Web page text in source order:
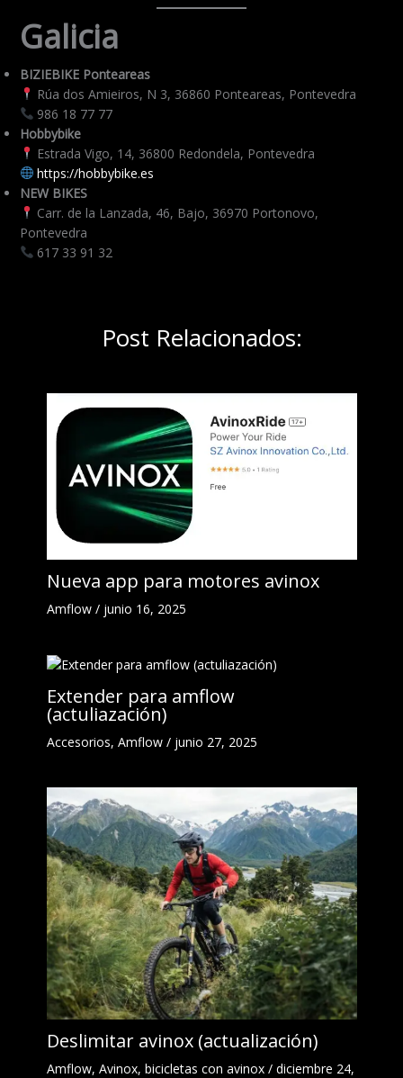
Galicia
BIZIEBIKE Ponteareas
Rúa dos Amieiros, N 3, 36860 Ponteareas, Pontevedra
986 18 77 77
Hobbybike
Estrada Vigo, 14, 36800 Redondela, Pontevedra
https://hobbybike.es
NEW BIKES
Carr. de la Lanzada, 46, Bajo, 36970 Portonovo,
Pontevedra
617 33 91 32
Post Relacionados:
Nueva app para motores avinox
Amflow/ junio 16, 2025
Extender para amflow
(actuliazación)
Accesorios, Amflow/ junio 27, 2025
Deslimitar avinox (actualización)
Amflow, Avinox, bicicletas con avinox/ diciembre 24,